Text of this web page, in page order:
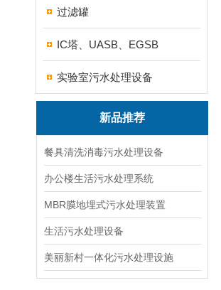
过滤罐
IC塔、UASB、EGSB
实验室污水处理设备
新品推荐
餐具清洗消毒污水处理设备
办公楼生活污水处理系统
MBR膜地埋式污水处理装置
生活污水处理设备
美丽新村一体化污水处理设施